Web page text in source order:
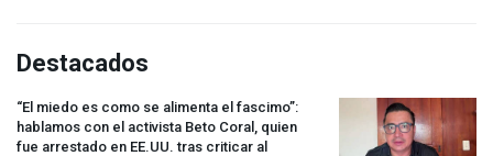
Destacados
“El miedo es como se alimenta el fascimo”:
hablamos con el activista Beto Coral, quien
fue arrestado en EE.UU. tras criticar al